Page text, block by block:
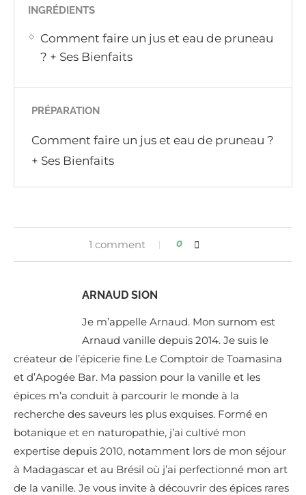
INGRÉDIENTS
Comment faire un jus et eau de pruneau
? + Ses Bienfaits
PRÉPARATION
Comment faire un jus et eau de pruneau ?
+ Ses Bienfaits
1 comment 0
ARNAUD SION
Je m’appelle Arnaud. Mon surnom est
Arnaud vanille depuis 2014. Je suis le
créateur de l’épicerie fine Le Comptoir de Toamasina
et d’Apogée Bar. Ma passion pour la vanille et les
épices m’a conduit à parcourir le monde à la
recherche des saveurs les plus exquises. Formé en
botanique et en naturopathie, j’ai cultivé mon
expertise depuis 2010, notamment lors de mon séjour
à Madagascar et au Brésil où j’ai perfectionné mon art
de la vanille. Je vous invite à découvrir des épices rares